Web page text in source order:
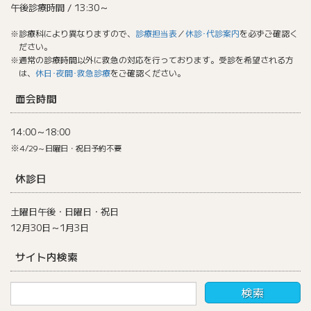
午後診療時間 / 13:30～
※診療科により異なりますので、 診療担当表／休診･代診案内を必ずご確認く
ださい。
※通常の診療時間以外に救急の対応を行っております。受診を希望される方
は、 休日･夜間･救急診療をご確認ください。
面会時間
14:00～18:00
※4/29～日曜日・祝日予約不要
休診日
土曜日午後・日曜日・祝日
12月30日～1月3日
サイト内検索